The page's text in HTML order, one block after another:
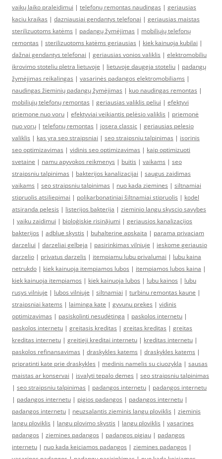
vaikų laiko praleidimui | telefonų remontas naudingas | geriausias
kaciu kraikas | dazniausiai gendantys telefonai | geriausias maistas
sterilizuotoms katėms | padangų žymėjimas | mobiliųjų telefonų
remontas | sterilizuotoms katėms geriausias | kiek kainuoja kubilai |
dažnai gendantys telefonai | geriausias vonios valiklis | elektromobiliu
ikrovimo stoteliu pletra lietuvoje | lietuvoje daugeja stoteliu | padangų
žymėjimas reikalingas | vasarinės padangos elektromobiliams |
naudingas žieminių padangų žymėjimas | kuo naudingas remontas |
mobiliųjų telefonų remontas | geriausias valiklis peliui | efektyvi
priemone nuo voru | efektyviai veikiantis pelėsio valiklis | priemonė
nuo vorų | telefonų remontas | josera classic | geriausias pelesio
valiklis | kas yra seo straipsniai | seo straipsniu talpinimas | isorinis
seo optimizavimas | vidinis seo optimizavimas | kaip optimizuoti
svetaine | namu apyvokos reikmenys | buitis | vaikams | seo
straipsniu talpinimas | bakterijos kanalizacijai | saugus zaidimas
vaikams | seo straipsniu talpinimas | nuo kada ziemines | siltnamiai
stipruolis atsiliepimai | polikarbonatiniai šiltnamiai stipruolis | kodel
atsiranda pelesis | listerijos bakterija | zieminio langu skyscio savybes
| vaiku zaidimui | bioloģiskie risinājumi | geriausios kanalizacijos
bakterijos | adblue skystis | buhalterine apskaita | parama privaciam
darzeliui | darzeliai gelbeja | pasirinkimas vilniuje | ieskome geriausio
darzelio | privatus darzelis | itempiamu lubu privalumai | lubu kaina
netrukdo | kiek kainuoja itempiamos lubos | itempiamos lubos kaina |
kiek kainuoja itempiamos | kiek kainuoja lubos | lubu kainos | lubu
rusys vilniuje | lubos vilniuje | siltnamiai | turbinu remontas kaune |
straipsniai katems | laiminga kate | gyvunu prekes | vidinis
optimizavimas | pasiskolinti nesudėtinga | paskolos internetu |
paskolos internetu | greitasis kreditas | greitas kreditas | greitas
kreditas internetu | greitieji kreditai internetu | kreditas internetu |
paskolos refinansavimas | draskykles katems | draskykles katems |
pripratinti kate prie draskykles | medinis namelis su ciuozykla | sausas
maistas ar konservai | isvalyti tepalo demes | seo straipsniu talpinimas
| seo straipsniu talpinimas | padangos internetu | padangos internetu
| padangos internetu | pigios padangos | padangos internetu |
padangos internetu | neuzsalantis zieminis langu ploviklis | zieminis
langu ploviklis | langu plovimo skystis | langu ploviklis | vasarines
padangos | ziemines padangos | padangos pigiau | padangos
internetu | nuo kada keiciamos padangos | ziemines padangos |